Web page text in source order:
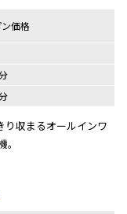
価格
り収まるオールインワ